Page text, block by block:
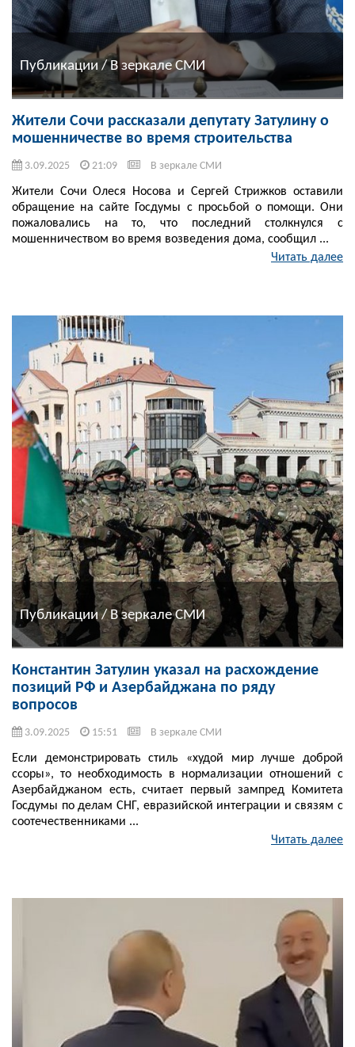
Публикации / В зеркале СМИ
Жители Сочи рассказали депутату Затулину о
мошенничестве во время строительства
3.09.2025 21:09 В зеркале СМИ
Жители Сочи Олеся Носова и Сергей Стрижков оставили
обращение на сайте Госдумы с просьбой о помощи. Они
пожаловались на то, что последний столкнулся с
мошенничеством во время возведения дома, сообщил ...
Читать далее
Публикации / В зеркале СМИ
Константин Затулин указал на расхождение
позиций РФ и Азербайджана по ряду
вопросов
3.09.2025 15:51 В зеркале СМИ
Если демонстрировать стиль «худой мир лучше доброй
ссоры», то необходимость в нормализации отношений с
Азербайджаном есть, считает первый зампред Комитета
Госдумы по делам СНГ, евразийской интеграции и связям с
соотечественниками ...
Читать далее